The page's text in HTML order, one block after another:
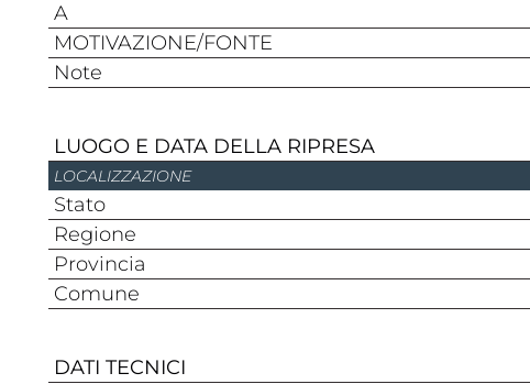
A
MOTIVAZIONE/FONTE
Note
LUOGO E DATA DELLA RIPRESA
LOCALIZZAZIONE
Stato
Regione
Provincia
Comune
DATI TECNICI